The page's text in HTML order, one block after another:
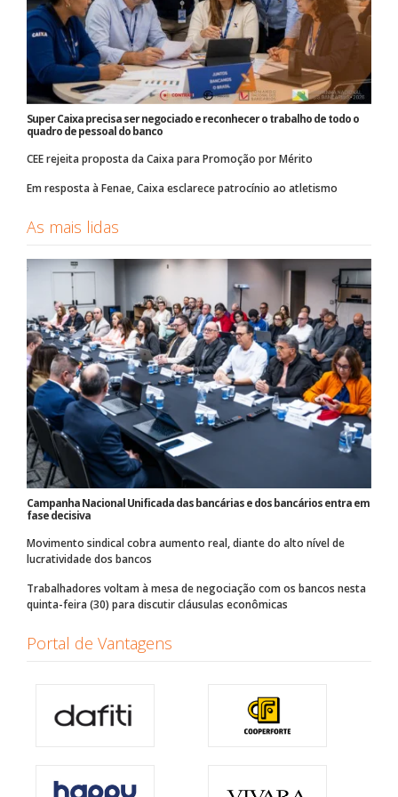
Super Caixa precisa ser negociado e reconhecer o trabalho de todo o
quadro de pessoal do banco
CEE rejeita proposta da Caixa para Promoção por Mérito
Em resposta à Fenae, Caixa esclarece patrocínio ao atletismo
As mais lidas
Campanha Nacional Unificada das bancárias e dos bancários entra em
fase decisiva
Movimento sindical cobra aumento real, diante do alto nível de
lucratividade dos bancos
Trabalhadores voltam à mesa de negociação com os bancos nesta
quinta-feira (30) para discutir cláusulas econômicas
Portal de Vantagens